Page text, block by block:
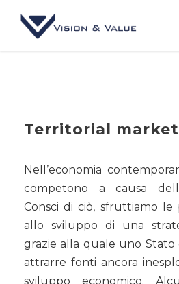
Territorial
Nell’economia
competono a causa
Consci di ciò, sfruttiamo le
allo sviluppo di una
grazie alla quale uno
attrarre fonti ancora
sviluppo economico.